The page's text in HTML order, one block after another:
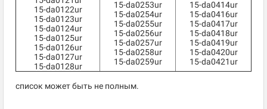
15-da0122ur
15-da0123ur
15-da0124ur
15-da0125ur
15-da0126ur
15-da0127ur
15-da0128ur
15-da0253ur
15-da0254ur
15-da0255ur
15-da0256ur
15-da0257ur
15-da0258ur
15-da0259ur
15-da0414ur
15-da0416ur
15-da0417ur
15-da0418ur
15-da0419ur
15-da0420ur
15-da0421ur
список может быть не полным.